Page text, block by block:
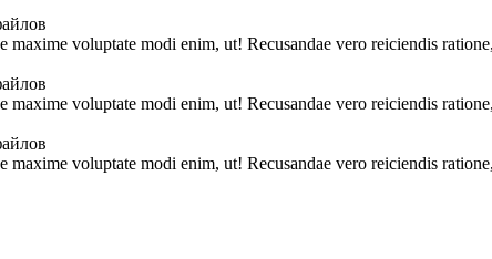
voluptate modi enim, ut! Recusandae vero reiciendis
voluptate modi enim, ut! Recusandae vero reiciendis
voluptate modi enim, ut! Recusandae vero reiciendis